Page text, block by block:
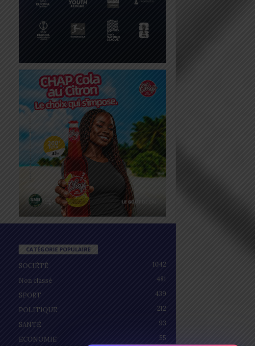
CATÉGORIE POPULAIRE
SOCIÉTÉ
1042
Non classé
481
SPORT
439
POLITIQUE
212
SANTÉ
93
ECONOMIE
55